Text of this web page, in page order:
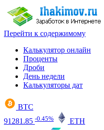
Перейти к содержимому
Калькулятор онлайн
Проценты
Дроби
День недели
Калькуляторы дат
BTC
91281.85 -0.45%
ETH